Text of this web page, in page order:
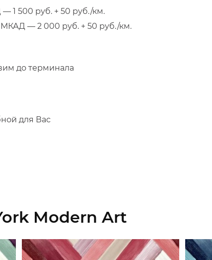
1 500 руб. + 50 руб./км.
— 2 000 руб. + 50 руб./км.
до терминала
для Вас
Modern Art